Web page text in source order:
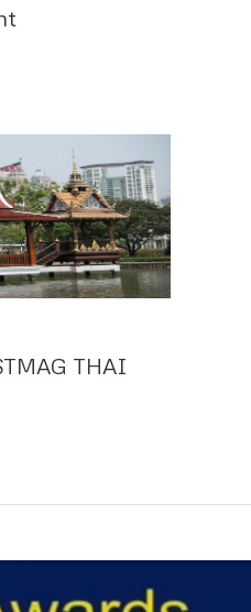
THAI